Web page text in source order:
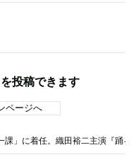
投稿できます
ページへ
課」に着任。織田裕二主演『踊る